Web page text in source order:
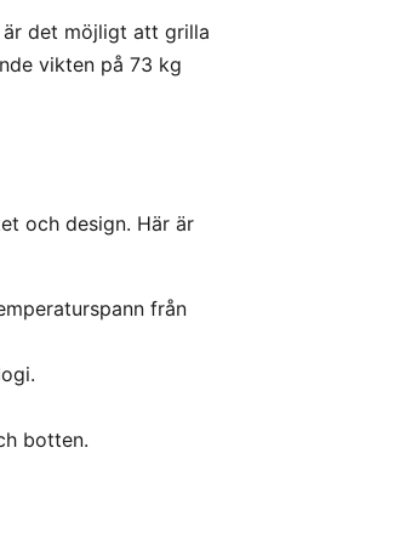
är det möjligt att grilla
vikten på 73 kg
och design. Här är
från
botten.